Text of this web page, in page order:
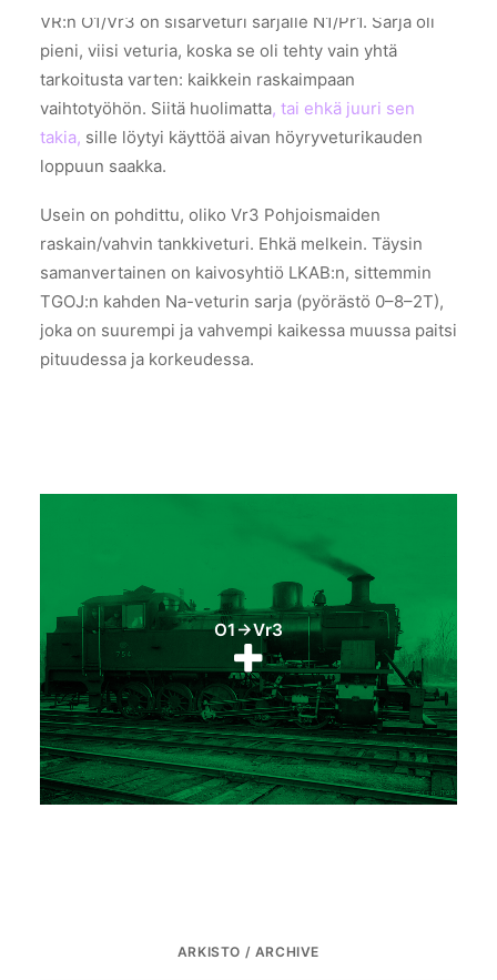
VR:n O1/Vr3 on sisarveturi sarjalle N1/Pr1. Sarja oli
pieni, viisi veturia, koska se oli tehty vain yhtä
tarkoitusta varten: kaikkein raskaimpaan
vaihtotyöhön. Siitä huolimatta, tai ehkä juuri sen
takia, sille löytyi käyttöä aivan höyryveturikauden
loppuun saakka.
Usein on pohdittu, oliko Vr3 Pohjoismaiden
raskain/vahvin tankkiveturi. Ehkä melkein. Täysin
samanvertainen on kaivosyhtiö LKAB:n, sittemmin
TGOJ:n kahden Na-veturin sarja (pyörästö 0–8–2T),
joka on suurempi ja vahvempi kaikessa muussa paitsi
pituudessa ja korkeudessa.
O1 → Vr3
ARKISTO / ARCHIVE